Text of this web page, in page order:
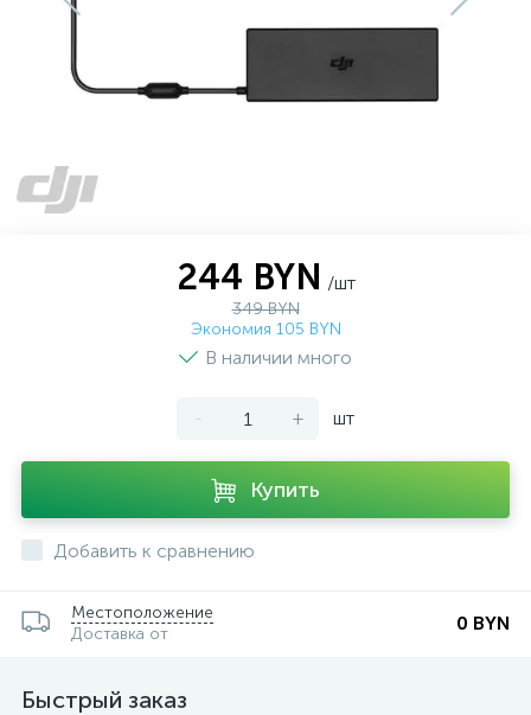
244 BYN /шт
349 BYN
Экономия 105 BYN
В наличии много
- + шт
Купить
Добавить к сравнению
Местоположение
Доставка от
0 BYN
Быстрый заказ